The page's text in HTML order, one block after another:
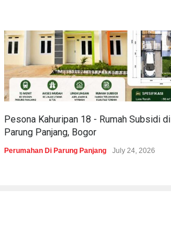
Pesona Kahuripan 18 - Rumah Subsidi di
Parung Panjang, Bogor
Perumahan Di Parung Panjang July 24, 2026